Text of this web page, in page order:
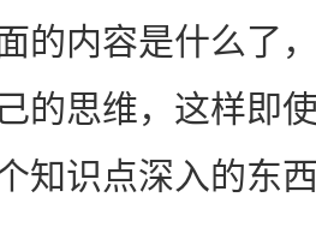
的内容是什么了
的思维，这样即
知识点深入的东